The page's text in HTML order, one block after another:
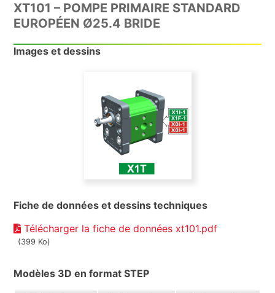
XT101 – POMPE PRIMAIRE STANDARD
EUROPÉEN Ø25.4 BRIDE
Images et dessins
Fiche de données et dessins techniques
Télécharger la fiche de données xt101.pdf
(399 Ko)
Modèles 3D en format STEP